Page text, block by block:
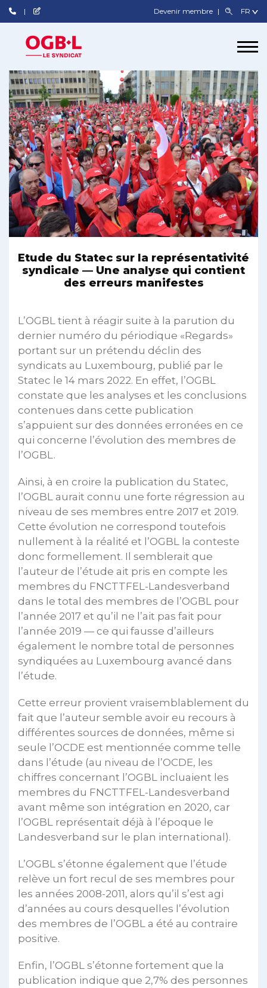
Devenir membre
Etude du Statec sur la représentativité
syndicale — Une analyse qui contient
des erreurs manifestes
L’OGBL tient à réagir suite à la parution du
dernier numéro du périodique «Regards»
portant sur un prétendu déclin des
syndicats au Luxembourg, publié par le
Statec le 14 mars 2022. En effet, l’OGBL
constate que les analyses et les conclusions
contenues dans cette publication
s’appuient sur des données erronées en ce
qui concerne l’évolution des membres de
l’OGBL.
Ainsi, à en croire la publication du Statec,
l’OGBL aurait connu une forte régression au
niveau de ses membres entre 2017 et 2019.
Cette évolution ne correspond toutefois
nullement à la réalité et l’OGBL la conteste
donc formellement. Il semblerait que
l’auteur de l’étude ait pris en compte les
membres du FNCTTFEL-Landesverband
dans le total des membres de l’OGBL pour
l’année 2017 et qu’il ne l’ait pas fait pour
l’année 2019 — ce qui fausse d’ailleurs
également le nombre total de personnes
syndiquées au Luxembourg avancé dans
l’étude.
Cette erreur provient vraisemblablement du
fait que l’auteur semble avoir eu recours à
différentes sources de données, même si
seule l’OCDE est mentionnée comme telle
dans l’étude (au niveau de l’OCDE, les
chiffres concernant l’OGBL incluaient les
membres du FNCTTFEL-Landesverband
avant même son intégration en 2020, car
l’OGBL représentait déjà à l’époque le
Landesverband sur le plan international).
L’OGBL s’étonne également que l’étude
relève un fort recul de ses membres pour
les années 2008-2011, alors qu’il s’est agi
d’années au cours desquelles l’évolution
des membres de l’OGBL a été au contraire
positive.
Enfin, l’OGBL s’étonne fortement que la
publication indique que 2,7% des personnes